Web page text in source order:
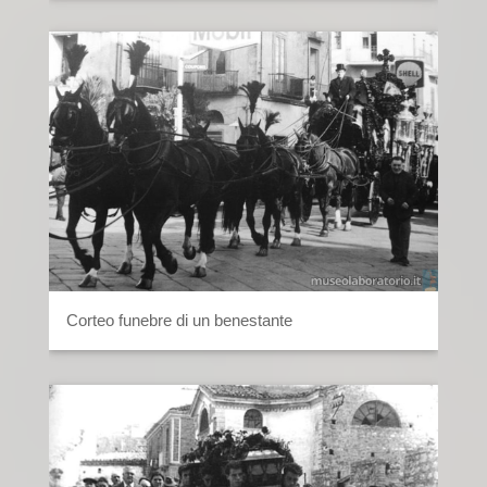
Corteo funebre di un benestante